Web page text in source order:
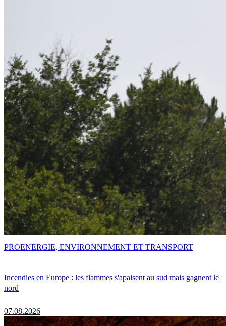
Incendies en Europe : les flammes s'apaisent au sud mais gagnent le
nord
07.08.2026
PROENERGIE, ENVIRONNEMENT ET TRANSPORT